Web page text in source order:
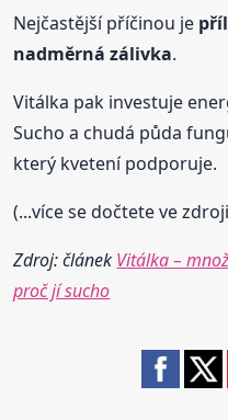
Nejčastější příčinou je
nadměrná zálivka.
Vitálka pak investuje
Sucho a chudá půda
který kvetení podporuje.
(...více se dočtete ve
Zdroj: článek Vitálka –
proč jí sucho